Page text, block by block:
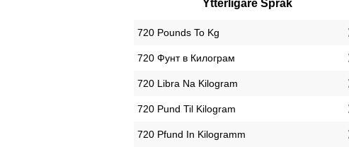
Ytterligare Språk
‎720 Pounds To Kg
‎720 Фунт в Килограм
‎720 Libra Na Kilogram
‎720 Pund Til Kilogram
‎720 Pfund In Kilogramm